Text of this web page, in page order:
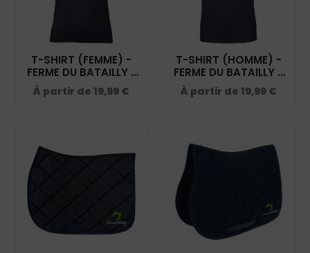
T-SHIRT (FEMME) -
FERME DU BATAILLY -
NAVY - BC04T
À partir de 19,99 €
T-SHIRT (HOMME) -
FERME DU BATAILLY -
NAVY - BC03T
À partir de 19,99 €